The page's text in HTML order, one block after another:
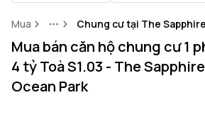
Mua MoreChung cư tại The Sapphire
Mua bán căn hộ chung cư 1
4 tỷ Toà S1.03 - The
Ocean Park